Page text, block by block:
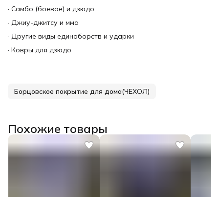
· Самбо (боевое) и дзюдо
· Джиу-джитсу и мма
· Другие виды единоборств и ударки
· Ковры для дзюдо
Борцовское покрытие для дома(ЧЕХОЛ)
Похожие товары